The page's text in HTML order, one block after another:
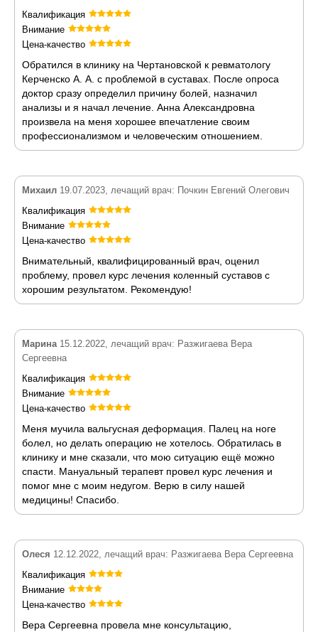
Квалификация
Внимание
Цена-качество
Обратился в клинику на Чертановской к ревматологу
Керченско А. А. с проблемой в суставах. После опроса
доктор сразу определил причину болей, назначил
анализы и я начал лечение. Анна Александровна
произвела на меня хорошее впечатление своим
профессионализмом и человеческим отношением.
Михаил 19.07.2023, лечащий врач: Почкин Евгений Олегович
Квалификация
Внимание
Цена-качество
Внимательный, квалифицированный врач, оценил
проблему, провел курс лечения коленный суставов с
хорошим результатом. Рекомендую!
Марина 15.12.2022, лечащий врач: Разжигаева Вера
Сергеевна
Квалификация
Внимание
Цена-качество
Меня мучила вальгусная деформация. Палец на ноге
болел, но делать операцию не хотелось. Обратилась в
клинику и мне сказали, что мою ситуацию ещё можно
спасти. Мануальный терапевт провел курс лечения и
помог мне с моим недугом. Верю в силу нашей
медицины! Спасибо.
Олеся 12.12.2022, лечащий врач: Разжигаева Вера Сергеевна
Квалификация
Внимание
Цена-качество
Вера Сергеевна провела мне консультацию,